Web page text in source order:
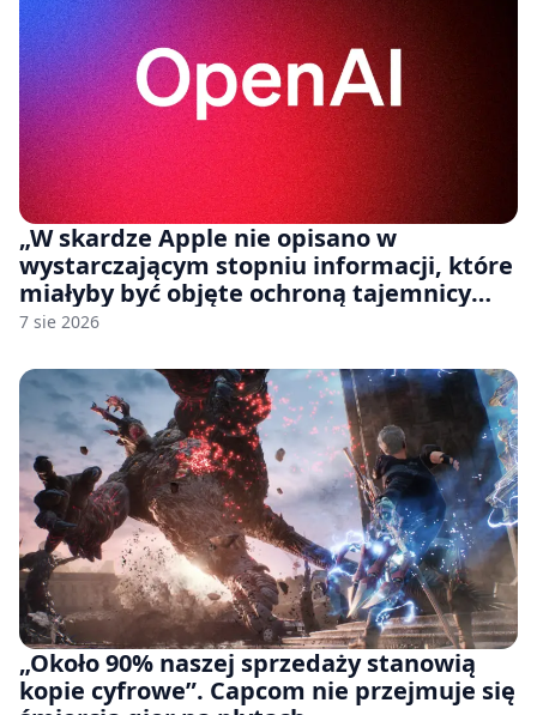
„W skardze Apple nie opisano w
wystarczającym stopniu informacji, które
miałyby być objęte ochroną tajemnicy
handlowej”. OpenAI żąda odrzucenia
7 sie 2026
„Około 90% naszej sprzedaży stanowią
kopie cyfrowe”. Capcom nie przejmuje się